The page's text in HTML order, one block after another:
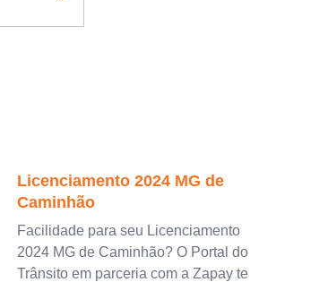
Licenciamento 2024 MG de
Caminhão
Facilidade para seu Licenciamento
2024 MG de Caminhão? O Portal do
Trânsito em parceria com a Zapay te